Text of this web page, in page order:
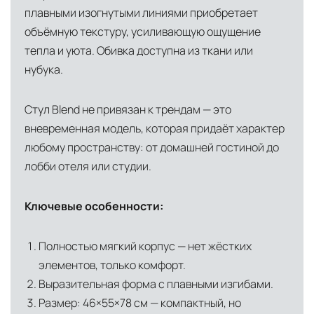
доставки и обеспечить полный контроль над
сохранностью продукции.
Глобальная сеть распределительных
центров
логистическими узлами в ключевых
международных хабах:
Дубай, ОАЭ— региональный центр для
Средиземноморского региона
Лондон, Великобритания
логистический хаб для европейского рынка
США— центр доставки для
плавными изогнутыми линиями приобретает
объёмную текстуру, усиливающую ощущение
тепла и уюта. Обивка доступна из ткани или
нубука.
Стул Blend не привязан к трендам — это
вневременная модель, которая придаёт характер
любому пространству: от домашней гостиной до
лобби отеля или студии.
Ключевые особенности:
Полностью мягкий корпус — нет жёстких
элементов, только комфорт.
Выразительная форма с плавными изгибами.
Размер: 46×55×78 см — компактный, но